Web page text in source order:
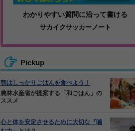
わかりやすい質問に沿って書ける
サカイクサッカーノート
Pickup
朝はしっかりごはんを食べよう！
農林水産省が提案する「和ごはん」の
ススメ
心と体を安定させるために大切な『噛